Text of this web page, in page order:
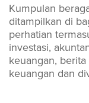
Kumpulan
ditampilkan di
perhatian
investasi,
keuangan,
keuangan dan